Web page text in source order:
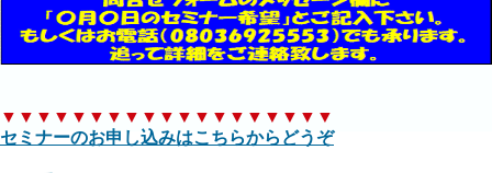
▼▼▼▼▼▼▼▼▼▼▼▼▼▼▼▼▼▼▼
セミナーのお申し込みはこちらからどうぞ